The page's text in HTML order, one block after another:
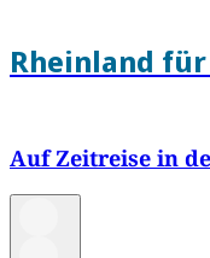
Rheinland
Auf Zeitreise in